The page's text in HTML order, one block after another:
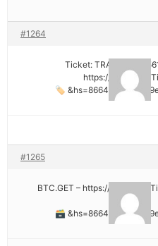
#1264
🏷 Ticket: TRANSFER
https://graph.org/
#1265
🗃 + 1.732082 BTC.GET – https://